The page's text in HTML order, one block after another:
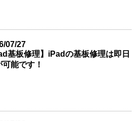
07/27
基板修理】iPadの基板修理は即日
能です！